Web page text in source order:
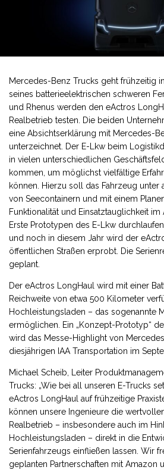
Mercedes-Benz Trucks geht frühzeitig
seines batterieelektrischen schweren
und Rhenus werden den eActros
Realbetrieb testen. Die beiden
eine Absichtserklärung mit Mercedes-
unterzeichnet. Der E-Lkw beim
in vielen unterschiedlichen
kommen, um möglichst vielfältige
können. Hierzu soll das Fahrzeug unter
von Seecontainern und mit einem
Funktionalität und Einsatztauglichkeit
Erste Prototypen des E-Lkw
und noch in diesem Jahr wird der
öffentlichen Straßen erprobt. Die
geplant.
Der eActros LongHaul wird mit einer
Reichweite von etwa 500 Kilometer
Hochleistungsladen – das sogenannte
ermöglichen. Ein „Konzept-Prototyp“
wird das Messe-Highlight von
diesjährigen IAA Transportation im
Michael Scheib, Leiter
Trucks: „Wie bei all unseren E-Trucks
eActros LongHaul auf frühzeitige
können unsere Ingenieure die
Realbetrieb – insbesondere auch im
Hochleistungsladen – direkt in die
Serienfahrzeugs einfließen lassen. Wir
geplanten Partnerschaften mit Amazon